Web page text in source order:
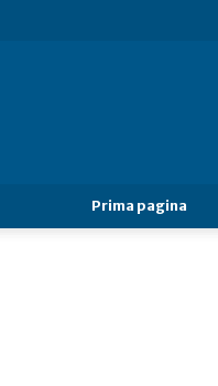
Prima pagina